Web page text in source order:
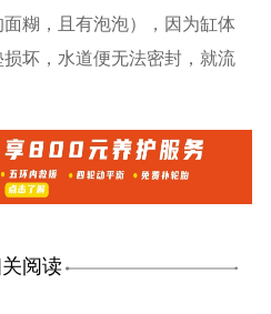
糊，且有泡泡），因为缸体
损坏，水道便无法密封，就流
阅读